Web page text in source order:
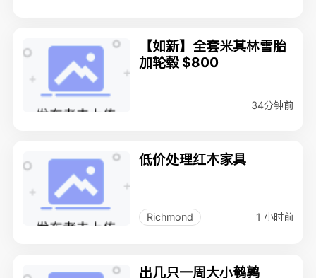
【如新】全套米其林雪胎
加轮毂 $800
34分钟前
低价处理红木家具
Richmond 1 小时前
出几只一周大小鹌鹑